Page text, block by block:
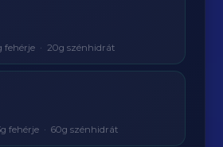
fehérje · 20g szénhidrát
fehérje · 60g szénhidrát